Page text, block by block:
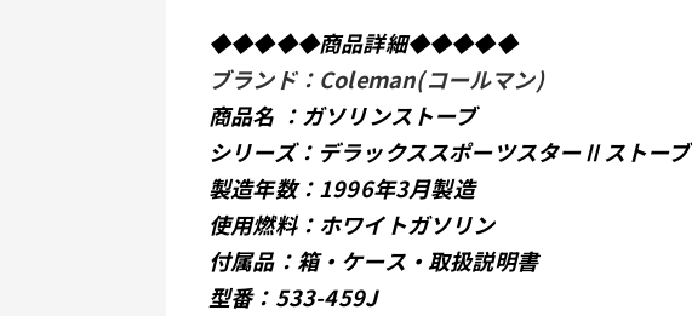
◆◆◆◆◆商品詳細◆◆◆◆◆
ブランド：Coleman(コールマン)
商品名 ：ガソリンストーブ
シリーズ：デラックススポーツスターⅡストーブ
製造年数：1996年3月製造
使用燃料：ホワイトガソリン
付属品：箱・ケース・取扱説明書
型番：533-459J